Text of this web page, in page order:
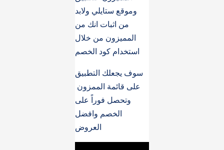
وموقع ستايلي ولابد
من اثبات انك من
المميزون من خلال
استخدام كود الخصم
سوف يجعلك التطبيق
على قائمة الممزون
وتحصل فوراً على
الخصم وافضل